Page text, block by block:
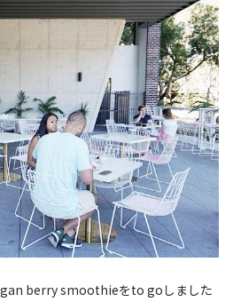
berry smoothieをto goしました